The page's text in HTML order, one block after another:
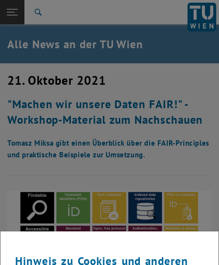
TU Login
Quicklinks
Quicklinks-Menü umschalten
Studium
Karriere
Zurück: Subseiten von TU Wien Startseite auflisten
Zurück zur letzten Ebene:
TU Wien Startseite
Übersicht
Alle News an der TU Wien
21. Oktober 2021
"Machen wir unsere Daten FAIR!" -
Workshop-Material zum Nachschauen
Tomasz Miksa gibt einen Überblick über die FAIR-Principles
und praktische Beispiele zur Umsetzung.
Hinweis zu Cookies und anderen